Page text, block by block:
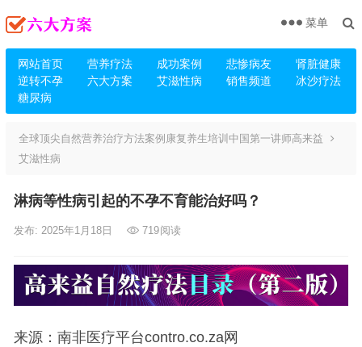
网站首页 营养疗法 成功案例 悲惨病友
肾脏健康
逆转不孕
六大方案 艾滋性病 销售频道
冰沙疗法
糖尿病
菜单
全球顶尖自然营养治疗方法案例康复养生培训中国第一讲师高来益
艾滋性病
淋病等性病引起的不孕不育能治好吗？
发布: 2025年1月18日 719阅读
来源：南非医疗平台contro.co.za网